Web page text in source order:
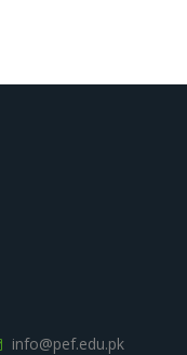
info@pef.edu.pk